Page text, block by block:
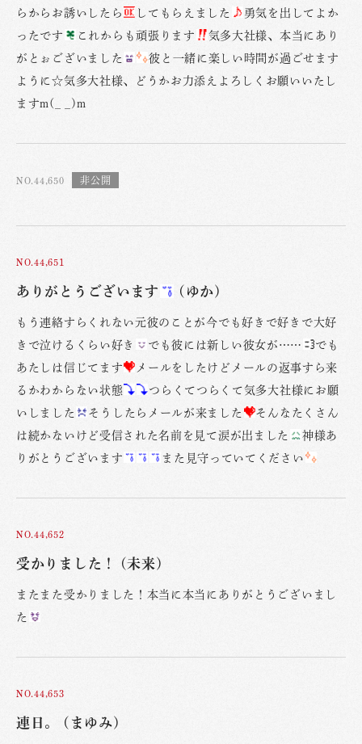
らからお誘いしたら
してもらえました
勇気を出してよか
ったです
これからも頑張ります
気多大社様、本当にあり
がとぉございました
彼と一緒に楽しい時間が過ごせます
ように☆気多大社様、どうかお力添えよろしくお願いいたし
ますm(_ _)m
NO.44,650
NO.44,651
ありがとうございます (ゆか)
もう連絡すらくれない元彼のことが今でも好きで好きで大好
きで泣けるくらい好き
でも彼には新しい彼女が……
でも
あたしは信じてます
メールをしたけどメールの返事すら来
るかわからない状態
つらくてつらくて気多大社様にお願
いしました
そうしたらメールが来ました
そんなたくさん
は続かないけど受信された名前を見て涙が出ました
神様あ
りがとうございます
また見守っていてください
NO.44,652
受かりました！ (未来)
またまた受かりました！本当に本当にありがとうございまし
た
NO.44,653
連日。 (まゆみ)